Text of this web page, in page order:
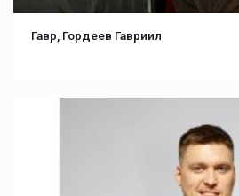
Гавр, Гордеев Гавриил